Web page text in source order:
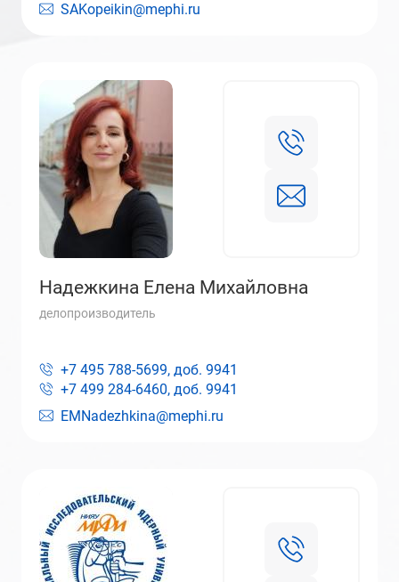
SAKopeikin@mephi.ru
Надежкина Елена Михайловна
делопроизводитель
EMNadezhkina@mephi.ru
+7 495 788-5699, доб. 9941
+7 499 284-6460, доб. 9941